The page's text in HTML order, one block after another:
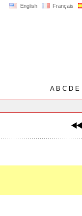
English Français
AB C D E